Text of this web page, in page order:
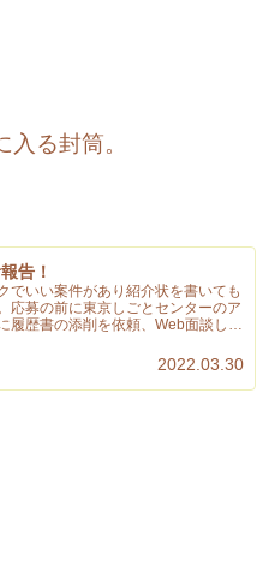
る封筒。
告！
でいい案件があり紹介状を書いても
応募の前に東京しごとセンターのア
履歴書の添削を依頼、Web面談しま
2022.03.30